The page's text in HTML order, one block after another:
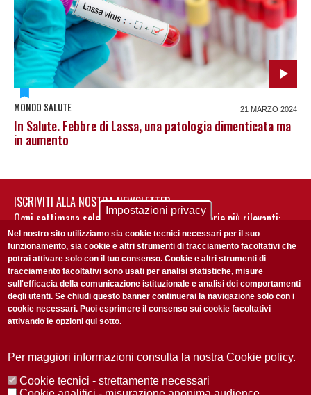
MONDO SALUTE 21 MARZO 2024
In Salute. Febbre di Lassa, una patologia dimenticata ma
in aumento
ISCRIVITI ALLA NOSTRA NEWSLETTER
Ogni settimana selezioniamo per te nostre storie più rilevanti:
non perderti gli aggiornamenti della nostra newsletter
Accetto laPrivacy Policy
Redazione Copyright Privacy Area stampa
Impostazioni privacy
Nel nostro sito utilizziamo sia cookie tecnici necessari per il suo
funzionamento, sia cookie e altri strumenti di tracciamento facoltativi che
potrai attivare solo con il tuo consenso. Cookie e altri strumenti di
tracciamento facoltativi sono usati per analisi statistiche, misure
sull'efficacia della comunicazione istituzionale e analisi dei comportamenti
degli utenti. Se chiudi questo banner continuerai la navigazione solo con i
cookie necessari. Puoi esprimere il consenso sui cookie facoltativi
attivando le opzioni qui sotto.
Per maggiori informazioni consulta la nostra Cookie policy.
Cookie tecnici - strettamente necessari